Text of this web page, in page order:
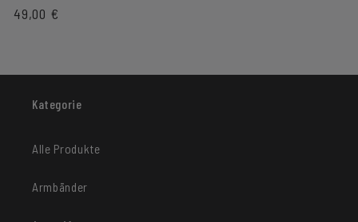
NORMALER
49,00 €
Kategorie
Alle Produkte
Armbänder